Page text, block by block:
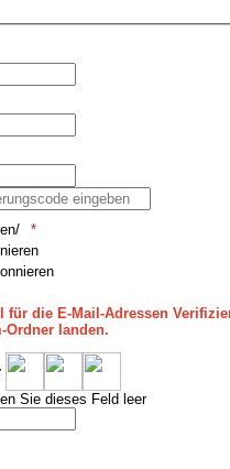
für die E-Mail-Adressen
Ordner landen.
Sie dieses Feld leer